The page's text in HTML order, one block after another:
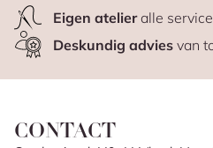
Eigen atelieralle
Deskundig adviesvan
CONTACT